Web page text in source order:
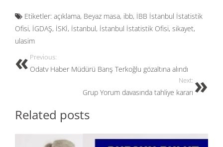
e
b
o
o
k
to
d
n
ail ar
e
Etiketler: açıklama, Beyaz masa, ibb, İBB İstanbul İstatistik
Ofisi, İGDAŞ, İSKİ, İstanbul, İstanbul İstatistik Ofisi, sikayet,
ulasim
Previous:
Odatv Haber Müdürü Barış Terkoğlu gözaltına alındı
Next:
Grup Yorum davasında tahliye kararı
Related posts